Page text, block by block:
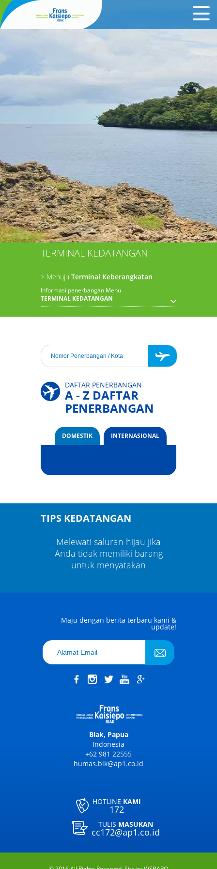
TERMINAL KEDATANGAN
> Menuju Terminal Keberangkatan
Informasi penerbangan Menu
TERMINAL KEDATANGAN
DAFTAR PENERBANGAN
A - Z DAFTAR
PENERBANGAN
DOMESTIK INTERNASIONAL
TIPS KEDATANGAN
Melewati saluran hijau jika
Anda tidak memiliki barang
untuk menyatakan
Maju dengan berita terbaru kami &
update!
Biak, Papua
Indonesia
+62 981 22555
humas.bik@ap1.co.id
HOTLINE KAMI
172
TULIS MASUKAN
cc172@ap1.co.id